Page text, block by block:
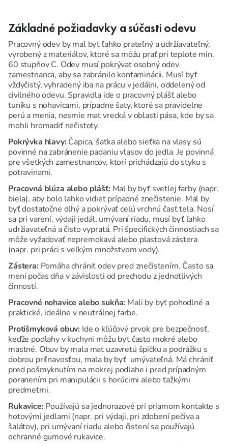
Základné požiadavky a súčasti odevu
Pracovný odev by mal byť ľahko prateľný a udržiavateľný,
vyrobený z materiálov, ktoré sa môžu prať pri teplote min.
60 stupňov C. Odev musí pokrývať osobný odev
zamestnanca, aby sa zabránilo kontaminácii. Musí byť
vždyčistý, vyhradený iba na prácu v jedálni, oddelený od
civilného odevu. Spravidla ide o pracovný plášť alebo
tuniku s nohavicami, prípadne šaty, ktoré sa pravidelne
perú a menia, nesmie mať vrecká v oblasti pása, kde by sa
mohli hromadiť nečistoty.
Pokrývka hlavy:Čapica, šatka alebo sieťka na vlasy sú
povinné na zabránenie padaniu vlasov do jedla. Je povinná
pre všetkých zamestnancov, ktorí prichádzajú do styku s
potravinami.
Pracovná blúza alebo plášť:Mal by byť svetlej farby (napr.
biela), aby bolo ľahko vidieť prípadné znečistenie. Mal by
byť dostatočne dlhý a pokrývať celú vrchnú časť tela. Nosí
sa pri varení, výdaji jedál, umývaní riadu, musí byť ľahko
udržiavateľná a čisto vypratá. Pri špecifických činnostiach sa
môže vyžadovať nepremokavá alebo plastová zástera
(napr. pri práci s veľkým množstvom vody).
Zástera:Pomáha chrániť odev pred znečistením. Často sa
mení počas dňa v závislosti od prechodu z jednotlivých
činností.
Pracovné nohavice alebo sukňa: Mali by byť pohodlné a
praktické, ideálne v neutrálnej farbe.
Protišmyková obuv: Ide o kľúčový prvok pre bezpečnosť,
keďže podlahy v kuchyni môžu byť často mokré alebo
mastné. Obuv by mala mať uzavretú špičku a podrážku s
dobrou priľnavosťou, mala by byť umývateľná. Má chrániť
pred pošmyknutím na mokrej podlahe i pred prípadným
poranením pri manipulácii s horúcimi alebo ťažkými
predmetmi.
Rukavice:Používajú sa jednorazové pri priamom kontakte s
hotovými jedlami (napr. pri výdaji, pri zdobení pečiva a
šalátov), pri umývaní riadu alebo čistení sa používajú
ochranné gumové rukavice.